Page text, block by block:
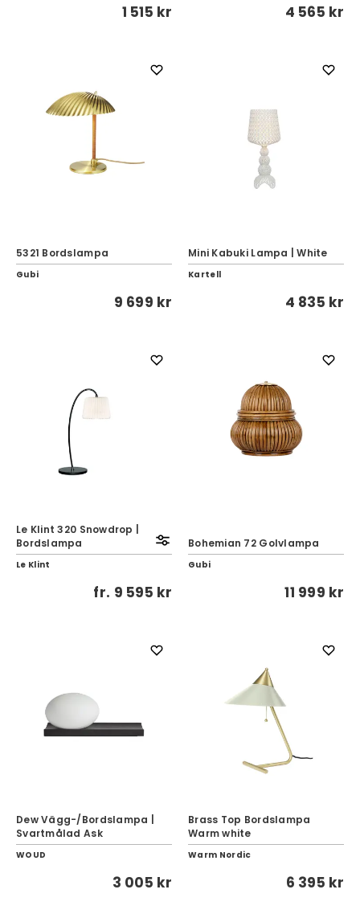
1 515 kr 4 565 kr
5321 Bordslampa
Gubi
9 699 kr
Mini Kabuki Lampa | White
Kartell
4 835 kr
Le Klint 320 Snowdrop |
Bordslampa
Le Klint
fr. 9 595 kr
Bohemian 72 Golvlampa
Gubi
11 999 kr
Dew Vägg-/Bordslampa |
Svartmålad Ask
WOUD
3 005 kr
Brass Top Bordslampa
Warm white
Warm Nordic
6 395 kr